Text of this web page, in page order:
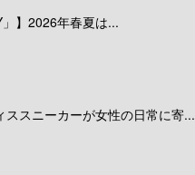
」】2026年春夏は...
ススニーカーが女性の日常に寄...